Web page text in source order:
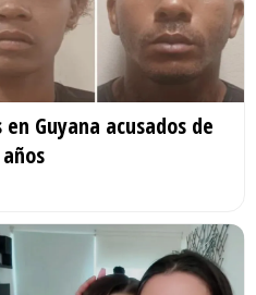
Guyana acusados de